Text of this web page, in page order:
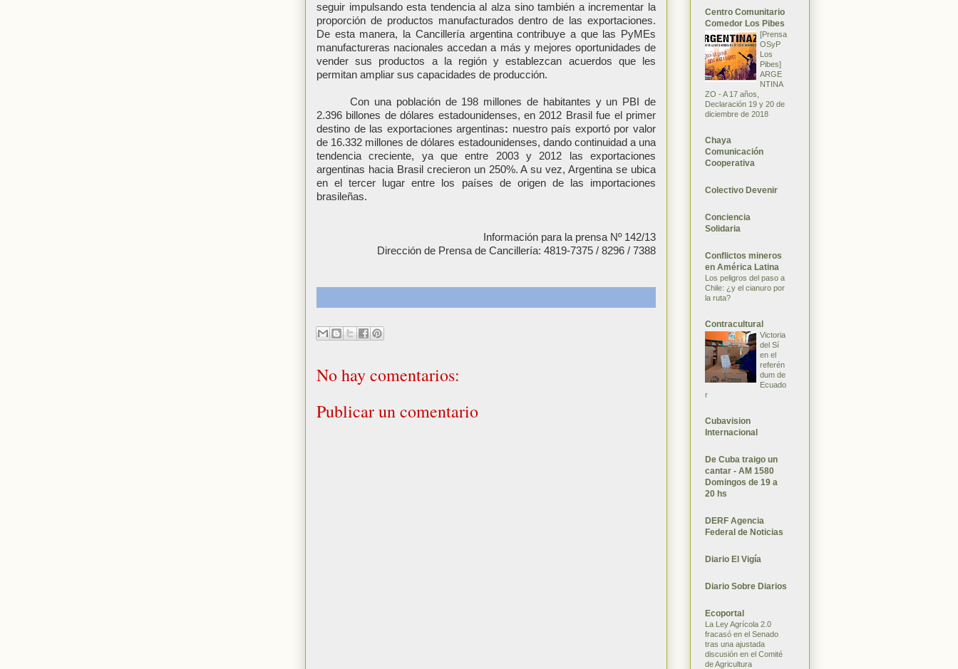
seguir impulsando esta tendencia al alza sino también a incrementar la
proporción de productos manufacturados dentro de las exportaciones.
De esta manera, la Cancillería argentina contribuye a que las PyMEs
manufactureras nacionales accedan a más y mejores oportunidades de
vender sus productos a la región y establezcan acuerdos que les
permitan ampliar sus capacidades de producción.
Con una población de 198 millones de habitantes y un PBI de
2.396 billones de dólares estadounidenses, en 2012 Brasil fue el primer
destino de las exportaciones argentinas: nuestro país exportó por valor
de 16.332 millones de dólares estadounidenses, dando continuidad a una
tendencia creciente, ya que entre 2003 y 2012 las exportaciones
argentinas hacia Brasil crecieron un 250%. A su vez, Argentina se ubica
en el tercer lugar entre los países de origen de las importaciones
brasileñas.
Información para la prensa Nº 142/13
Dirección de Prensa de Cancillería: 4819-7375 / 8296 / 7388
No hay comentarios:
Publicar un comentario
Centro Comunitario
Comedor Los Pibes
[Prensa
OSyP
Los
Pibes]
ARGE
NTINA
ZO - A 17 años,
Declaración 19 y 20 de
diciembre de 2018
Chaya
Comunicación
Cooperativa
Colectivo Devenir
Conciencia
Solidaria
Conflictos mineros
en América Latina
Los peligros del paso a
Chile: ¿y el cianuro por
la ruta?
Contracultural
Victoria
del Sí
en el
referén
dum de
Ecuado
r
Cubavision
Internacional
De Cuba traigo un
cantar - AM 1580
Domingos de 19 a
20 hs
DERF Agencia
Federal de Noticias
Diario El Vigía
Diario Sobre Diarios
Ecoportal
La Ley Agrícola 2.0
fracasó en el Senado
tras una ajustada
discusión en el Comité
de Agricultura